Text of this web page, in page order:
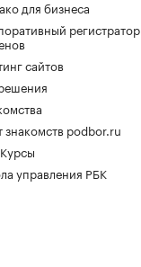
для бизнеса
регистратор
сайтов
знакомств podbor.ru
управления РБК